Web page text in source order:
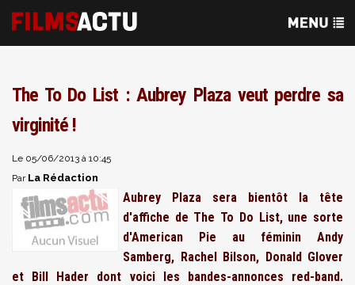
The To Do List : Aubrey Plaza veut perdre sa
virginité !
Le 05/06/2013 à 10:45
Par La Rédaction
Aubrey Plaza sera bientôt la tête
d'affiche de The To Do List, une sorte
d'American Pie au féminin Andy
Samberg, Rachel Bilson, Donald Glover
et Bill Hader dont voici les bandes-annonces red-band.